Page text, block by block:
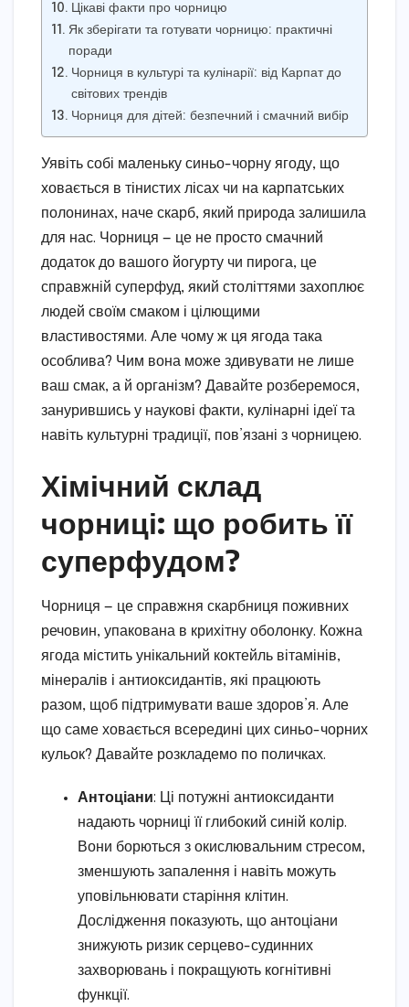
Цікаві факти про чорницю
Як зберігати та готувати чорницю: практичні
поради
Чорниця в культурі та кулінарії: від Карпат до
світових трендів
Чорниця для дітей: безпечний і смачний вибір
Уявіть собі маленьку синьо-чорну ягоду, що
ховається в тінистих лісах чи на карпатських
полонинах, наче скарб, який природа залишила
для нас. Чорниця — це не просто смачний
додаток до вашого йогурту чи пирога, це
справжній суперфуд, який століттями захоплює
людей своїм смаком і цілющими
властивостями. Але чому ж ця ягода така
особлива? Чим вона може здивувати не лише
ваш смак, а й організм? Давайте розберемося,
занурившись у наукові факти, кулінарні ідеї та
навіть культурні традиції, пов’язані з чорницею.
Хімічний склад
чорниці: що робить її
суперфудом?
Чорниця — це справжня скарбниця поживних
речовин, упакована в крихітну оболонку. Кожна
ягода містить унікальний коктейль вітамінів,
мінералів і антиоксидантів, які працюють
разом, щоб підтримувати ваше здоров’я. Але
що саме ховається всередині цих синьо-чорних
кульок? Давайте розкладемо по поличках.
Антоціани: Ці потужні антиоксиданти
надають чорниці її глибокий синій колір.
Вони борються з окислювальним стресом,
зменшують запалення і навіть можуть
уповільнювати старіння клітин.
Дослідження показують, що антоціани
знижують ризик серцево-судинних
захворювань і покращують когнітивні
функції.